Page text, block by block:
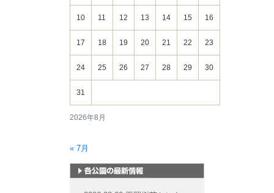
2026年8月
10 11 12 13 14 15 16
17 18 19 20 21 22 23
24 25 26 27 28 29 30
31
« 7月